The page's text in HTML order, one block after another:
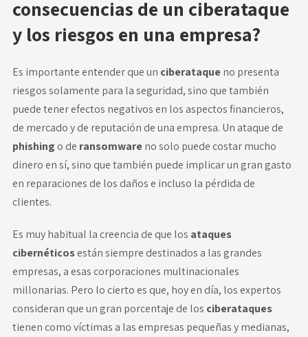
consecuencias de un ciberataque
y los riesgos en una empresa?
Es importante entender que un ciberataqueno presenta
riesgos solamente para la seguridad, sino que también
puede tener efectos negativos en los aspectos financieros,
de mercado y de reputación de una empresa. Un ataque de
phishing o de ransomwareno solo puede costar mucho
dinero en sí, sino que también puede implicar un gran gasto
en reparaciones de los daños e incluso la pérdida de
clientes.
Es muy habitual la creencia de que los ataques
cibernéticosestán siempre destinados a las grandes
empresas, a esas corporaciones multinacionales
millonarias. Pero lo cierto es que, hoy en día, los expertos
consideran que un gran porcentaje de los ciberataques
tienen como víctimas a las empresas pequeñas y medianas,